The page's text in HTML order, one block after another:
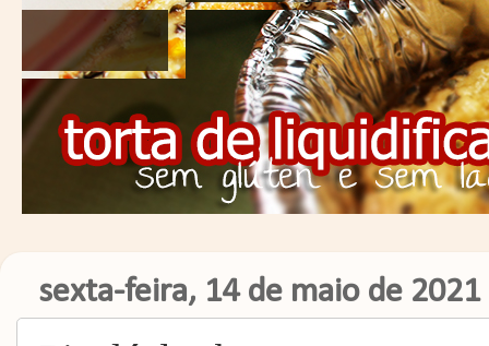
sexta-feira, 14 de maio de 2021